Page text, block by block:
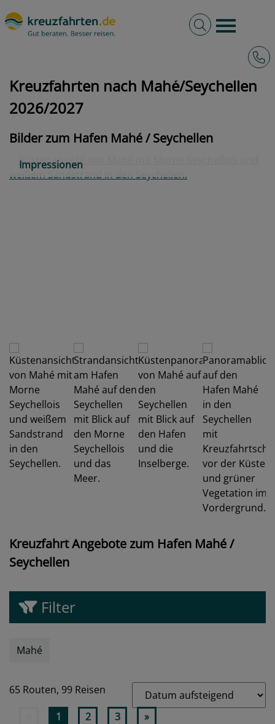
Burger
Volltextsuche
Kreuzfahrten nach Mahé/Seychellen
2026/2027
Bilder zum Hafen Mahé / Seychellen
Impressionen
Kreuzfahrt Angebote zum Hafen Mahé /
Seychellen
Filter
Mahé
65 Routen, 99 Reisen
1 2 3 »